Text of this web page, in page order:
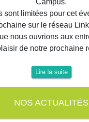
NOS ACTUALITÉS